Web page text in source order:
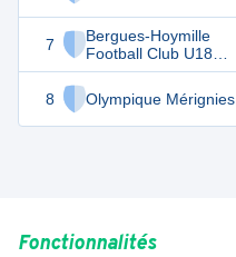
7
Bergues-Hoymille
Football Club U18
Féminines
8
Olympique Mérignies
0
0
Fonctionnalités